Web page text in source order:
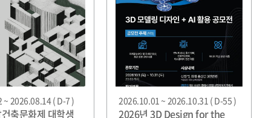
~ 2026.08.14 ( D-7 )
축문화제 대학생
2026.10.01 ~ 2026.10.31 ( D-55 )
2026년 3D Design for the